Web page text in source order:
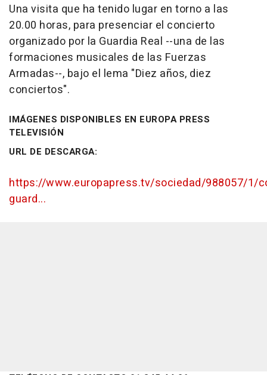
Una visita que ha tenido lugar en torno a las
20.00 horas, para presenciar el concierto
organizado por la Guardia Real --una de las
formaciones musicales de las Fuerzas
Armadas--, bajo el lema "Diez años, diez
conciertos".
IMÁGENES DISPONIBLES EN EUROPA PRESS
TELEVISIÓN
URL DE DESCARGA:
https://www.europapress.tv/sociedad/988057/1/
guard...